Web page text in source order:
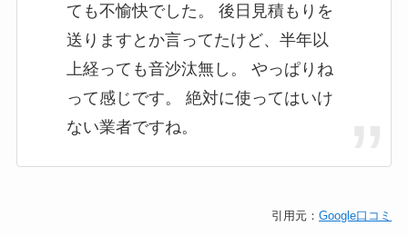
ても不愉快でした。 後日見積もりを
送りますとか言ってたけど、半年以
上経っても音沙汰無し。 やっぱりね
って感じです。 絶対に使ってはいけ
ない業者ですね。
引用元：Google口コミ